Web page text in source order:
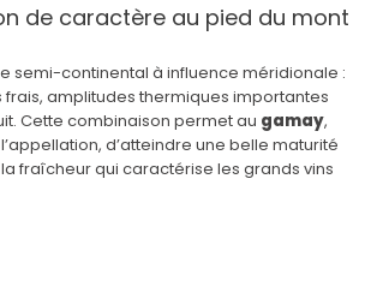
de caractère au pied du mont
semi-continental à influence méridionale :
frais, amplitudes thermiques importantes
Cette combinaison permet au gamay,
d’atteindre une belle maturité
fraîcheur qui caractérise les grands vins